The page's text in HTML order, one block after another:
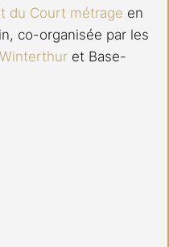
du Court métrage en
co-organisée par les
et Base-